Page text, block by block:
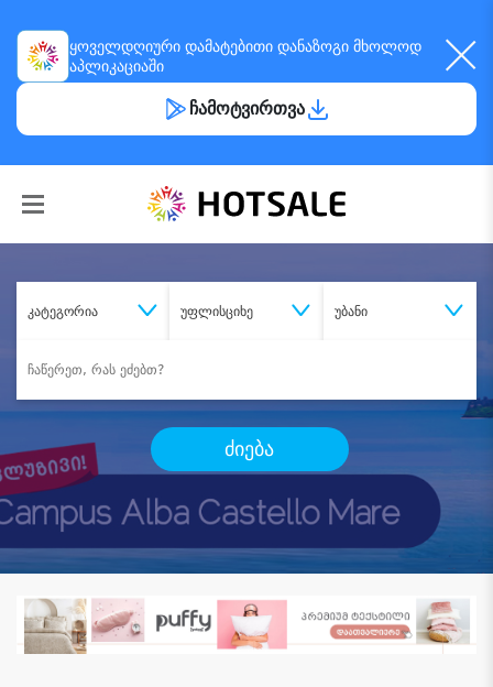
ყოველდღიური დამატებითი დანაზოგი მხოლოდ
აპლიკაციაში
ჩამოტვირთვა
კატეგორია უფლისციხე უბანი
ძიება